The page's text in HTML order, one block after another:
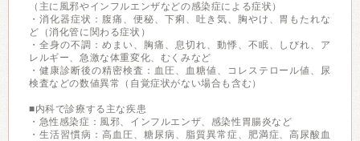
（主に風邪やインフルエンザなどの感染症による症状）
・消化器症状：腹痛、便秘、下痢、吐き気、胸やけ、胃もたれな
ど（消化管に関わる症状）
・全身の不調：めまい、胸痛、息切れ、動悸、不眠、しびれ、ア
レルギー、急激な体重変化、むくみなど
・健康診断後の精密検査：血圧、血糖値、コレステロール値、尿
検査などの数値異常（自覚症状がない場合も含む）
■内科で診療する主な疾患
・急性感染症：風邪、インフルエンザ、感染性胃腸炎など
・生活習慣病：高血圧、糖尿病、脂質異常症、肥満症、高尿酸血